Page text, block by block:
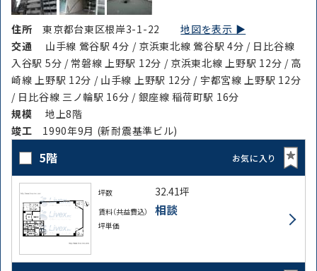
住所東京都台東区根岸3-1-22地図を表示 ▶︎
交通
山手線 鶯谷駅 4分 / 京浜東北線 鶯谷駅 4分 / 日比谷線
入谷駅 5分 / 常磐線 上野駅 12分 / 京浜東北線 上野駅 12分 / 高
崎線 上野駅 12分 / 山手線 上野駅 12分 / 宇都宮線 上野駅 12分
/ 日比谷線 三ノ輪駅 16分 / 銀座線 稲荷町駅 16分
規模
地上8階
竣⼯ 1990年9月 (新耐震基準ビル)
5階 お気に入り
坪数 32.41坪
賃料（共益費込） 相談
坪単価